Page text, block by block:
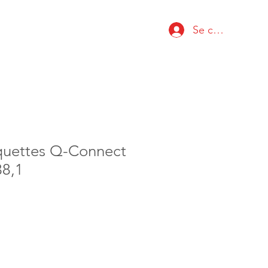
Se connecter
Q-Connect